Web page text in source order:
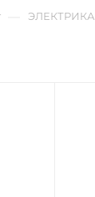
ЭЛЕКТРИКА